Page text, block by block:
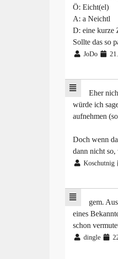
Ö: Eicht(el)
A: a Neichtl
D: eine kurze
Sollte das so
JoDo
Eher
würde ich
aufnehmen
Doch wenn
dann nicht
Koschutnig
gem.
eines
schon
dingle